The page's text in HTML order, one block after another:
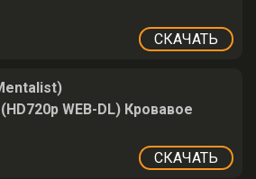
СКАЧАТЬ
WEB-DL) Кровавое
СКАЧАТЬ